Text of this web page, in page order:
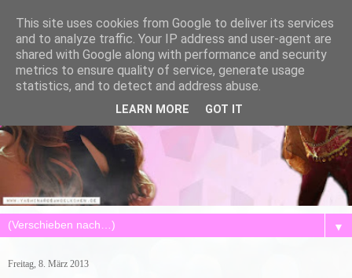
▼
Freitag, 8. März 2013
This site uses cookies from Google to deliver its services
and to analyze traffic. Your IP address and user-agent are
shared with Google along with performance and security
metrics to ensure quality of service, generate usage
statistics, and to detect and address abuse.
LEARN MORE GOT IT